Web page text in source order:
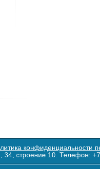
конфиденциальности
34, строение 10. Телефон: